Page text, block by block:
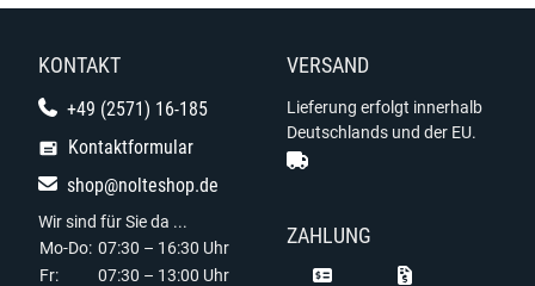
KONTAKT
+49 (2571) 16-185
Kontaktformular
shop@nolteshop.de
Wir sind für Sie da ...
Mo-Do: 07:30 – 16:30 Uhr
Fr:
07:30 – 13:00 Uhr
VERSAND
Lieferung erfolgt innerhalb
Deutschlands und der EU.
ZAHLUNG